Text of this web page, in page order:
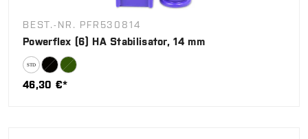
BEST.-NR. PFR530814
Powerflex (6) HA Stabilisator, 14 mm
46,30 €*